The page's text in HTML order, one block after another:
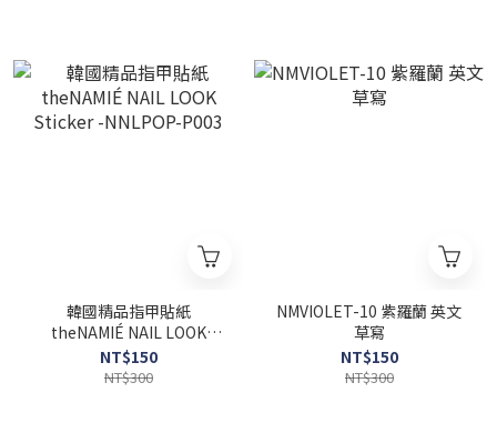
韓國精品指甲貼紙
theNAMIÉ NAIL LOOK
Sticker -NNLPOP-P003
NT$150
NT$300
NMVIOLET-10 紫羅蘭 英文
草寫
NT$150
NT$300